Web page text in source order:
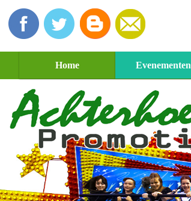
Home Evenementen